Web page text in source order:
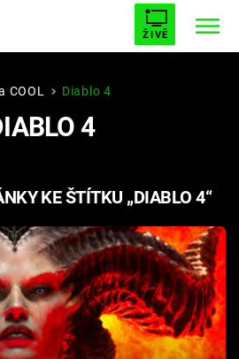
ŽIVĚ
BUFFY, PŘEMOŽITELKA UPÍRŮ
AVENGERS 5
COOL Diablo 4
4
KE ŠTÍTKU „DIABLO 4“